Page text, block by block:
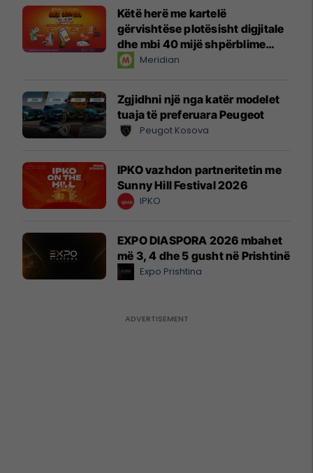
Këtë herë me kartelë
gërvishtëse plotësisht digjitale
dhe mbi 40 mijë shpërblime
instant!Meridian
Zgjidhni një nga katër modelet
tuaja të preferuara Peugeot
Peugot Kosova
IPKO vazhdon partneritetin me
Sunny Hill Festival 2026
IPKO
EXPO DIASPORA 2026 mbahet
më 3, 4 dhe 5 gusht në Prishtinë
Expo Prishtina